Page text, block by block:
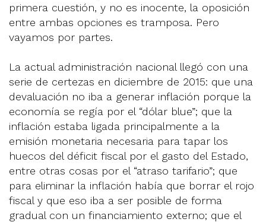
primera cuestión, y no es inocente, la oposición
entre ambas opciones es tramposa. Pero
vayamos por partes.
La actual administración nacional llegó con una
serie de certezas en diciembre de 2015: que una
devaluación no iba a generar inflación porque la
economía se regía por el “dólar blue”; que la
inflación estaba ligada principalmente a la
emisión monetaria necesaria para tapar los
huecos del déficit fiscal por el gasto del Estado,
entre otras cosas por el “atraso tarifario”; que
para eliminar la inflación había que borrar el rojo
fiscal y que eso iba a ser posible de forma
gradual con un financiamiento externo; que el